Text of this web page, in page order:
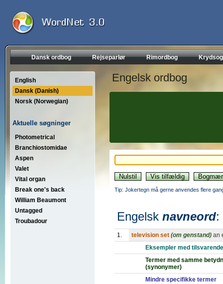
Dansk ordbog Rejseparlør Rimordbog
English
Dansk (Danish)
Norsk (Norwegian)
Aktuelle søgninger
Photometrical
Branchiostomidae
Aspen
Valet
Vital organ
Break one's back
William Beaumont
Untagged
Troubadour
Engelsk ordbog
Tip: Jokertegn må gerne anvendes flere
Engelsk navneord:
1. television set (om genstand) an
Eksempler med
Termer med samme
(synonymer)
Mindre specifikke termer